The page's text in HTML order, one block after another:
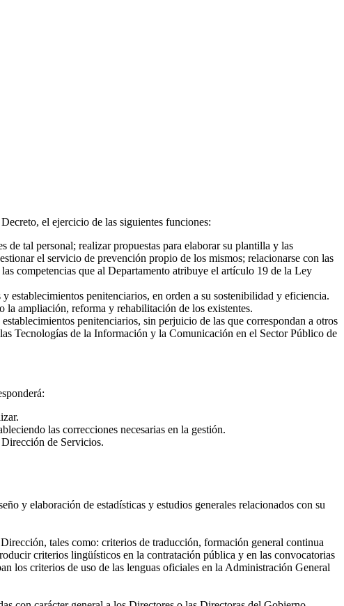
el ejercicio de las siguientes funciones:
de tal personal; realizar propuestas para elaborar su plantilla y las
el servicio de prevención propio de los mismos; relacionarse con las
competencias que al Departamento atribuye el artículo 19 de la Ley
establecimientos penitenciarios, en orden a su sostenibilidad y eficiencia.
ampliación, reforma y rehabilitación de los existentes.
penitenciarios, sin perjuicio de las que correspondan a otros
Tecnologías de la Información y la Comunicación en el Sector Público de
las correcciones necesarias en la gestión.
de Servicios.
y elaboración de estadísticas y estudios generales relacionados con su
tales como: criterios de traducción, formación general continua
criterios lingüísticos en la contratación pública y en las convocatorias
los criterios de uso de las lenguas oficiales en la Administración General